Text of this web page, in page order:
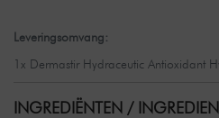
Leveringsomvang:
1x Dermastir Hydraceutic Antioxidant
INGREDIËNTEN /